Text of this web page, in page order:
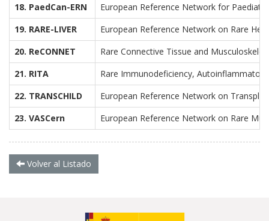
18. PaedCan-ERN
European Reference Network for
19. RARE-LIVER
European Reference Network on Rare
20. ReCONNET
Rare Connective Tissue and
21. RITA
Rare Immunodeficiency,
22. TRANSCHILD
European Reference Network on
23. VASCern
European Reference Network on Rare
Volver al Listado